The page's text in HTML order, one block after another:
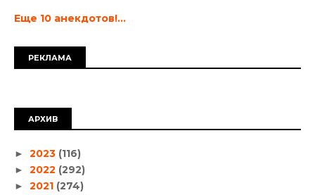
Еще 10 анекдотов!...
РЕКЛАМА
АРХИВ
► 2023 (116)
► 2022 (292)
► 2021 (274)